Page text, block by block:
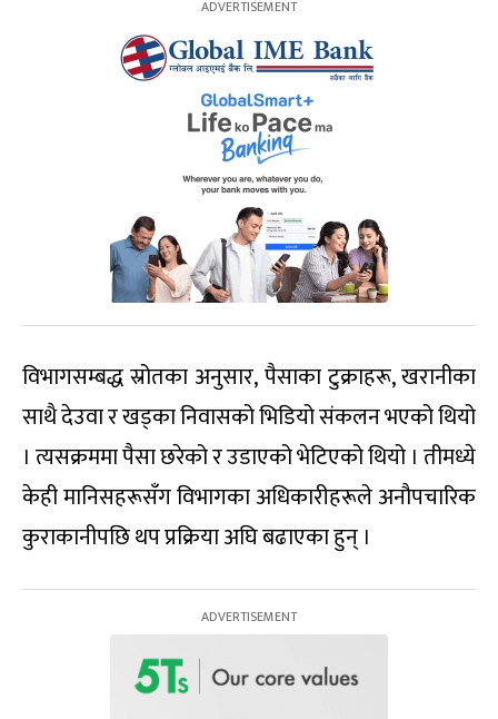
विभागसम्बद्ध स्रोतका अनुसार, पैसाका टुक्राहरू, खरानीका
साथै देउवा र खड्का निवासको भिडियो संकलन भएको थियो
। त्यसक्रममा पैसा छरेको र उडाएको भेटिएको थियो । तीमध्ये
केही मानिसहरूसँग विभागका अधिकारीहरूले अनौपचारिक
कुराकानीपछि थप प्रक्रिया अघि बढाएका हुन् ।